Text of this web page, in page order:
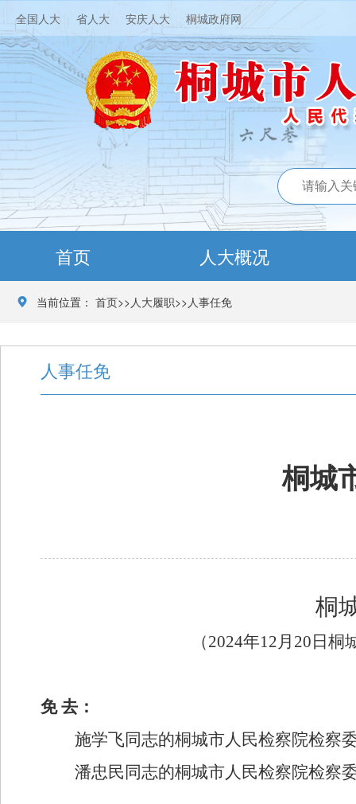
全国人大 省人大 安庆人大 桐城政府网
首页 人大概况
 当前位置： 首页>>人大履职>>人事任免
人事任免
桐城
桐
（2024年12月 20 日桐
免 去：
施学飞同志的桐城市人民检察院检察
潘忠民 同志的桐城市人民检察院检察